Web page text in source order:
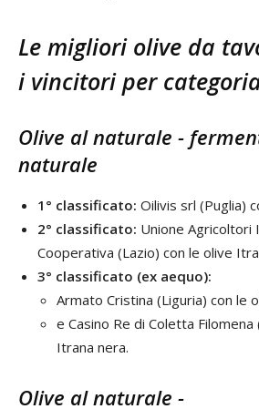
Le migliori olive da
i vincitori per
Olive al naturale -
naturale
1° classificato: Oilivis srl (Puglia)
2° classificato: Unione Agricoltori
Cooperativa (Lazio) con le olive
3° classificato (ex aequo):
Armato Cristina (Liguria) con le
e Casino Re di Coletta
Itrana nera.
Olive al naturale -